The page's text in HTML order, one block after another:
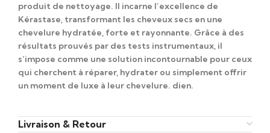
produit de nettoyage. Il incarne l’excellence de
Kérastase, transformant les cheveux secs en une
chevelure hydratée, forte et rayonnante. Grâce à des
résultats prouvés par des tests instrumentaux, il
s’impose comme une solution incontournable pour ceux
qui cherchent à réparer, hydrater ou simplement offrir
un moment de luxe à leur chevelure. dien.
Livraison & Retour